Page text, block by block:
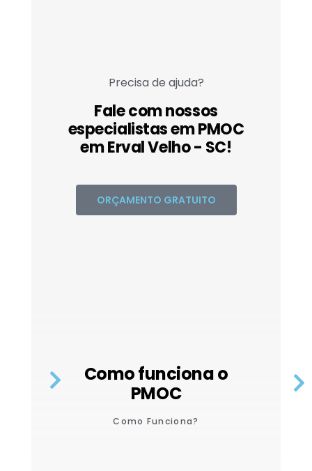
Precisa de ajuda?
Fale com nossos
especialistas em PMOC
em Erval Velho - SC!
ORÇAMENTO GRATUITO
Como funciona o
PMOC
Como Funciona?